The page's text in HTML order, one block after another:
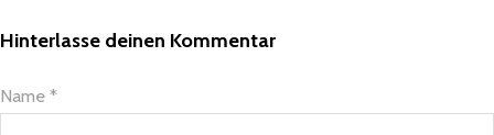
Hinterlasse deinen Kommentar
Name *